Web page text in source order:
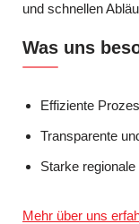
und schnellen
Was uns
Effiziente
Transparente
Starke
Mehr über uns